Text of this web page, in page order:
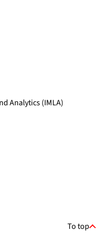
Analytics (IMLA)
To top